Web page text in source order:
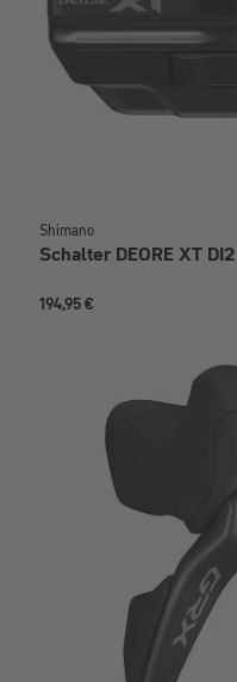
Shimano
Schalter DEORE XT
194,95 €